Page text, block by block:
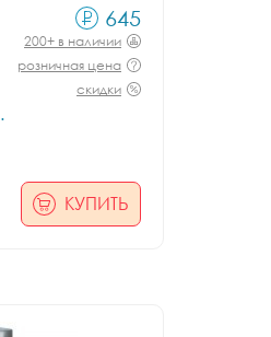
645
200+ в наличии
розничная цена
скидки
КУПИТЬ